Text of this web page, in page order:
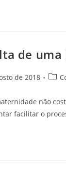
de
de 2018
não
facilitar o